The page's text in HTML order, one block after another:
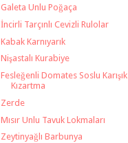
Galeta Unlu Poğaça
İncirli Tarçınlı Cevizli Rulolar
Kabak Karnıyarık
Nişastalı Kurabiye
Fesleğenli Domates Soslu Karışık
Kızartma
Zerde
Mısır Unlu Tavuk Lokmaları
Zeytinyağlı Barbunya